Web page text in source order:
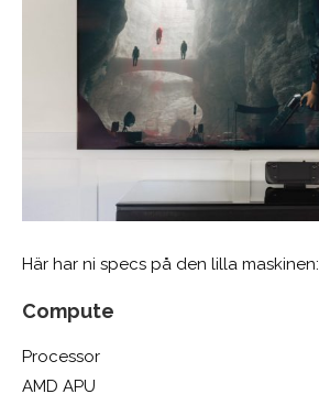
Här har ni specs på den lilla maskinen:
Compute
Processor
AMD APU